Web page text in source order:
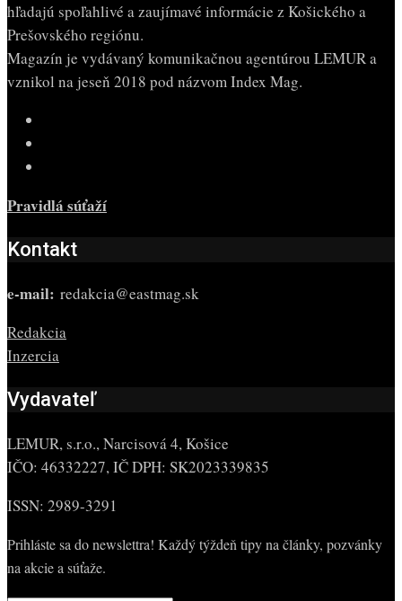
hľadajú spoľahlivé a zaujímavé informácie z Košického a
Prešovského regiónu.
Magazín je vydávaný komunikačnou agentúrou LEMUR a
vznikol na jeseň 2018 pod názvom Index Mag.
Pravidlá súťaží
Kontakt
e-mail: redakcia@eastmag.sk
Redakcia
Inzercia
Vydavateľ
LEMUR, s.r.o., Narcisová 4, Košice
IČO: 46332227, IČ DPH: SK2023339835
ISSN: 2989-3291
Prihláste sa do newslettra! Každý týždeň tipy na články, pozvánky
na akcie a súťaže.